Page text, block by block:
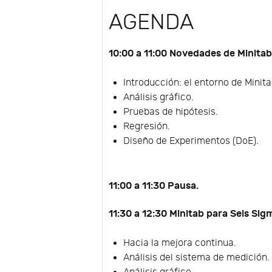
AGENDA
10:00 a 11:00 Novedades de
Introducción: el entorno de
Análisis gráfico.
Pruebas de hipótesis.
Regresión.
Diseño de Experimentos (DoE).
11:00 a 11:30 Pausa.
11:30 a 12:30 Minitab para Seis
Hacia la mejora continua.
Análisis del sistema de medición.